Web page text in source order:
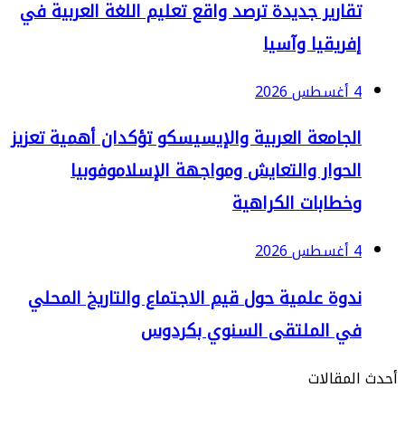
جديدة ترصد واقع تعليم اللغة العربية في
وآسيا
العربية والإيسيسكو تؤكدان أهمية تعزيز
والتعايش ومواجهة الإسلاموفوبيا
الكراهية
علمية حول قيم الاجتماع والتاريخ المحلي
الملتقى السنوي بكردوس